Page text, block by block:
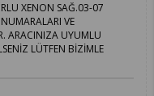
XENON SAĞ.03-07
VE
ARACINIZA UYUMLU
LÜTFEN BİZİMLE